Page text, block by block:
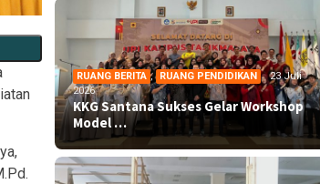
RUANG BERITA , RUANG PENDIDIKAN
23 Juli
2026
KKG Santana Sukses Gelar Workshop
Model …